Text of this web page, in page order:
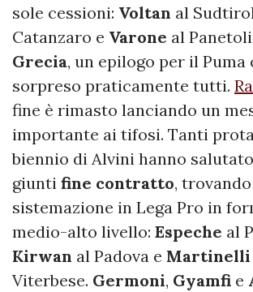
sole cessioni: Voltan al
Catanzaro e Varone al
Grecia, un epilogo per il Puma
sorpreso praticamente tutti.
fine è rimasto lanciando un
importante ai tifosi. Tanti
biennio di Alvini hanno
giunti fine contratto,
sistemazione in Lega Pro in
medio-alto livello: Espeche al
Kirwan al Padova e Martinelli
Viterbese. Germoni, Gyamfi e